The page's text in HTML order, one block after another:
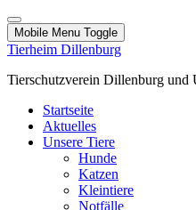
Mobile Menu Toggle
Tierheim Dillenburg
Tierschutzverein Dillenburg und
Startseite
Aktuelles
Unsere Tiere
Hunde
Katzen
Kleintiere
Notfälle